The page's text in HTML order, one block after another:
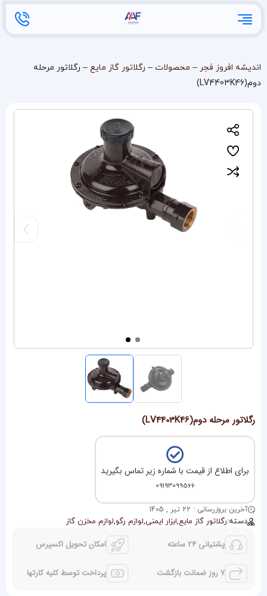
اندیشه افروز فجر – محصولات – رگلاتور گاز مایع – رگلاتور مرحله
دوم(LV4403K46)
رگلاتور مرحله دوم(LV4403K46)
برای اطلاع از قیمت با شماره زیر تماس بگیرید
09193099566
آخرین بروزرسانی : 22 تیر , 1405
دسته:رگلاتور گاز مایع,ابزار ایمنی,لوازم رگو,لوازم مخزن گاز
پشتیانی 24 ساعته امکان تحویل اکسپرس
7 روز ضمانت بازگشت پرداخت توسط کلیه کارتها